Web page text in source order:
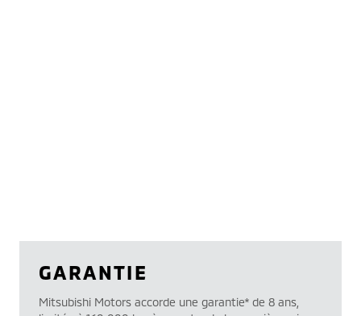
GARANTIE
Mitsubishi Motors accorde une garantie* de 8 ans,